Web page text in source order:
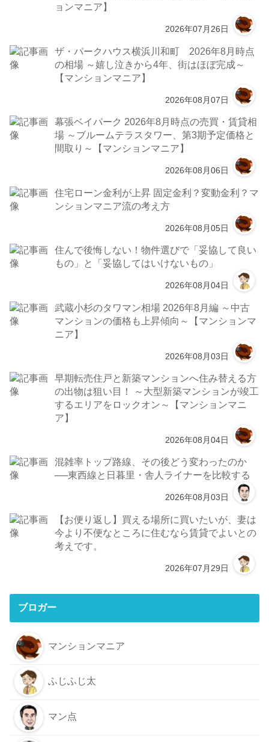
ョンマニア】
2026年07月26日
ザ・パークハウス横浜川和町 2026年8月時点
の相場 ～嬉し泣きから4年、街はほぼ完成～
【マンションマニア】
2026年08月07日
幕張ベイパーク 2026年8月時点の売買・賃貸相
場 ～ブルームテラスタワー、第3期予定価格と
間取り～【マンションマニア】
2026年08月06日
住宅ローン金利が上昇 固定金利？変動金利？マ
ンションマニア流の考え方
2026年08月05日
住んで後悔しない！物件選びで「妥協して良い
もの」と「妥協してはいけないもの」
2026年08月04日
武蔵小杉のタワマン相場 2026年8月編 ～中古
マンションの価格も上昇傾向～【マンションマ
ニア】
2026年08月03日
早期転売住戸と新築マンションへ住み替える方
の出物は狙い目！ ～大型新築マンションが竣工
するエリアをロックオン～【マンションマニ
ア】
2026年08月04日
混雑率トップ路線、その後どう変わったのか
──東西線と日暮里・舎人ライナーを比較する
2026年08月03日
【お便り返し】買える場所に買いたいが、妻は
今より不便なところに住むなら賃貸でよいとの
考えです。
2026年07月29日
ブロガー
マンションマニア
ふじふじ太
マン点